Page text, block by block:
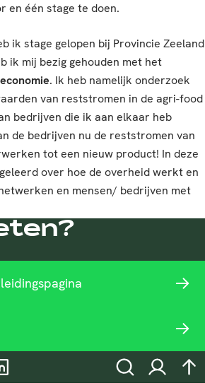
en één stage te doen.
ik stage gelopen bij Provincie Zeeland
ik mij bezig gehouden met het
. Ik heb namelijk onderzoek
van reststromen in de agri-food
bedrijven die ik aan elkaar heb
de bedrijven nu de reststromen van
tot een nieuw product! In deze
over hoe de overheid werkt en
en mensen/ bedrijven met
ZoekenInloggen